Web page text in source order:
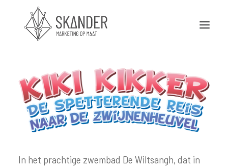
Stuurkaarten
Portfolio
Nieuws
In het prachtige zwembad De Wiltsangh, dat in